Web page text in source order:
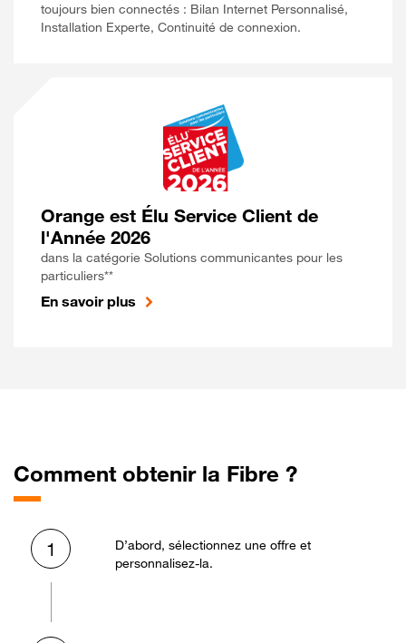
toujours bien connectés : Bilan Internet Personnalisé,
Installation Experte, Continuité de connexion.
Orange est Élu Service Client de
l'Année 2026
dans la catégorie Solutions communicantes pour les
particuliers**
En savoir plus
Comment obtenir la Fibre ?
1
D’abord, sélectionnez une offre et
personnalisez-la.